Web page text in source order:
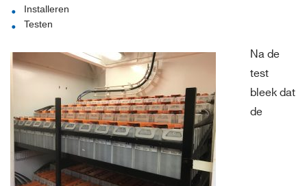
Installeren
Testen
Na de
test
bleek dat
de